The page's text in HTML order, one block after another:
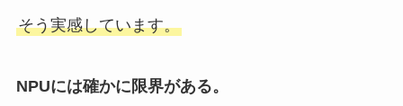
そう実感しています。
NPUには確かに限界がある。